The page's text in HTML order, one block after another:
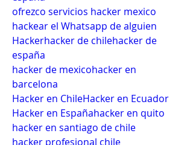
ofrezco servicios hacker mexico
hackear el Whatsapp de alguien
Hackerhacker de chilehacker de
españa
hacker de mexicohacker en
barcelona
Hacker en ChileHacker en Ecuador
Hacker en Españahacker en quito
hacker en santiago de chile
hacker profesional chile